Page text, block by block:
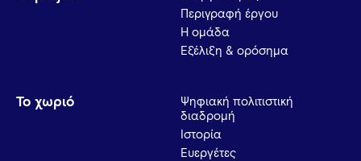
Περιγραφή έργου
Η ομάδα
Εξέλιξη & ορόσημα
Το χωριό
Ψηφιακή πολιτιστική
διαδρομή
Ιστορία
Ευεργέτες